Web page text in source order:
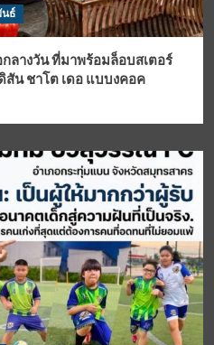
ธ์
างวัน ที่มาพร้อมล็อบสเตอร์
สัน ชาโต เดอ แบบงคอค